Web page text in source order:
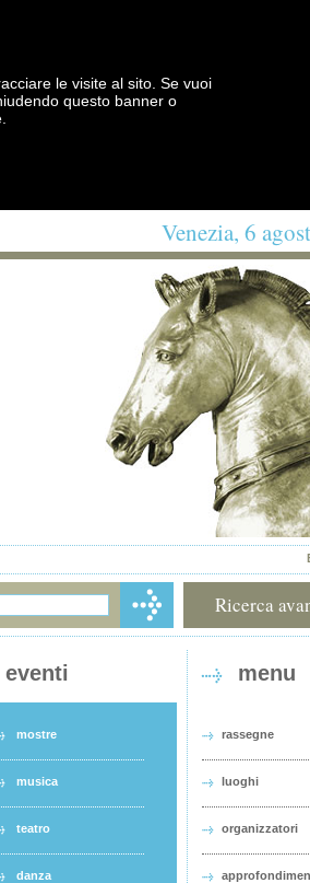
le visite al sito. Se vuoi
questo banner o
Venezia, 6
Ricerca
eventi
mostre
musica
teatro
danza
menu
rassegne
luoghi
organizzatori